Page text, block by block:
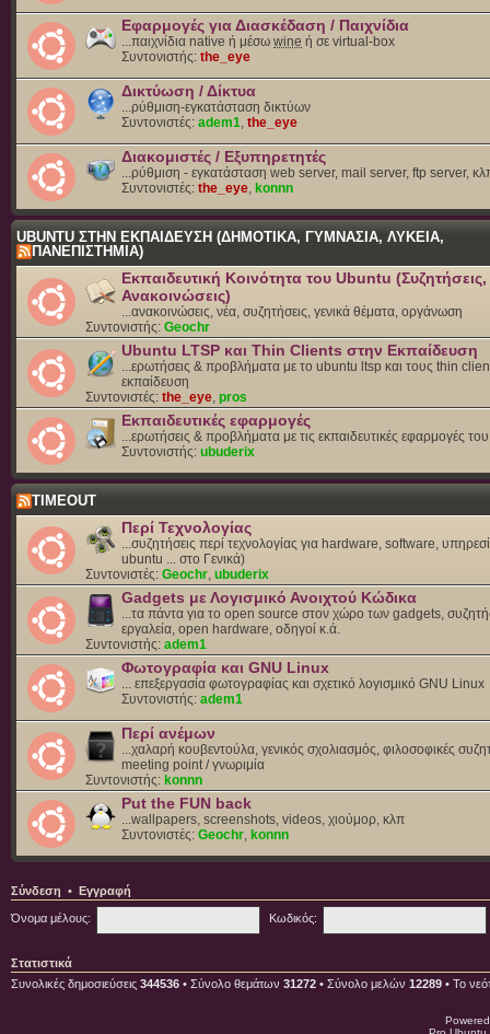
Εφαρμογές για Διασκέδαση / Παιχνίδια
...παιχνίδια native ή μέσω wine ή σε virtual-box
Συντονιστής: the_eye
Δικτύωση / Δίκτυα
...ρύθμιση-εγκατάσταση δικτύων
Συντονιστές: adem1 the_eye
Διακομιστές / Εξυπηρετητές
...ρύθμιση - εγκατάσταση web server, mail server, ftp server,
Συντονιστές: the_eye konnn
UBUNTU ΣΤΗΝ ΕΚΠΑΙΔΕΥΣΗ (ΔΗΜΟΤΙΚΑ, ΓΥΜΝΑΣΙΑ, ΛΥΚΕΙΑ,
ΠΑΝΕΠΙΣΤΗΜΙΑ)
Εκπαιδευτική Κοινότητα του Ubuntu
Ανακοινώσεις)
...ανακοινώσεις, νέα, συζητήσεις, γενικά θέματα, οργάνωση
Συντονιστής: Geochr
Ubuntu LTSP και Thin Clients στην Εκπαίδευση
...ερωτήσεις & προβλήματα με το ubuntu ltsp και τους thin
εκπαίδευση
Συντονιστές: the_eye pros
Εκπαιδευτικές εφαρμογές
...ερωτήσεις & προβλήματα με τις εκπαιδευτικές εφαρμογές
Συντονιστής: ubuderix
TIMEOUT
Περί Τεχνολογίας
...συζητήσεις περί τεχνολογίας για hardware, software,
ubuntu ... στο Γενικά)
Συντονιστές: Geochr ubuderix
Gadgets με Λογισμικό Ανοιχτού Κώδικα
...τα πάντα για το open source στον χώρο των gadgets,
εργαλεία, open hardware, οδηγοί κ.ά.
Συντονιστής: adem1
Φωτογραφία και GNU Linux
... επεξεργασία φωτογραφίας και σχετικό λογισμικό GNU Linux
Συντονιστής: adem1
Περί ανέμων
...χαλαρή κουβεντούλα, γενικός σχολιασμός, φιλοσοφικές
meeting point / γνωριμία
Συντονιστής: konnn
Put the FUN back
...wallpapers, screenshots, videos, χιούμορ, κλπ
Συντονιστές: Geochr konnn
Σύνδεση • Εγγραφή
Όνομα μέλους: Κωδικός:
Στατιστικά
Συνολικές δημοσιεύσεις 344536 • Σύνολο θεμάτων 31272 • Σύνολο μελών 12289 • Το